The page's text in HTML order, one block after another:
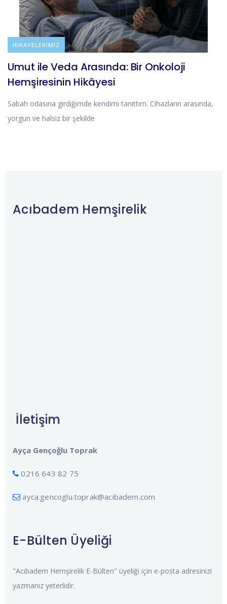
BLOG
HIKAYELERIMIZ
Umut ile Veda Arasında: Bir Onkoloji
Hemşiresinin Hikâyesi
Sabah odasına girdiğimde kendimi tanıttım. Cihazların arasında,
yorgun ve halsiz bir şekilde
Acıbadem Hemşirelik
İletişim
Ayça Gençoğlu Toprak
0216 643 82 75
ayca.gencoglu.toprak@acibadem.com
E-Bülten Üyeliği
"Acıbadem Hemşirelik E-Bülten" üyeliği için e-posta adresinizi
yazmanız yeterlidir.